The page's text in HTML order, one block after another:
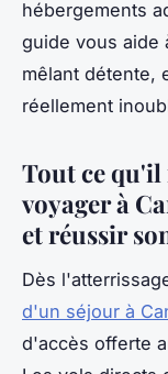
hébergements
guide vous aide
mêlant détente,
réellement
Tout ce qu'il
voyager à
et réussir
Dès
d'un séjour à
d'accès offerte